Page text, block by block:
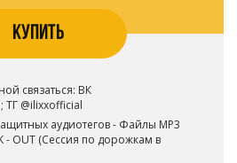
КУПИТЬ
связаться: ВК
@ilixxofficial
аудиотегов - Файлы MP3
- OUT (Сессия по дорожкам в